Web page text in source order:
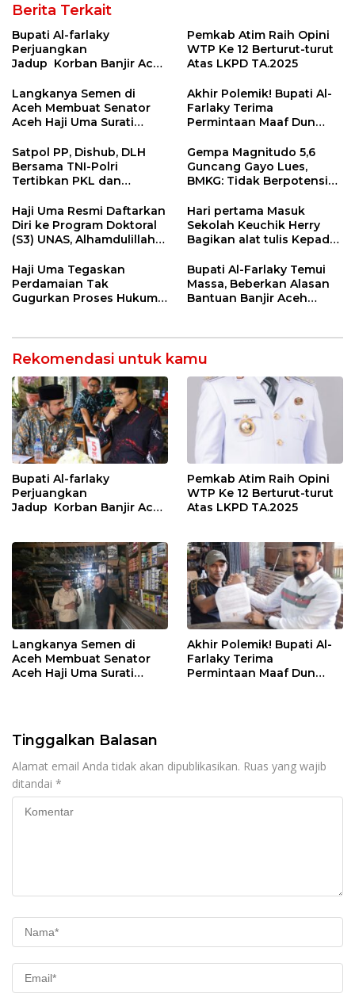
Berita Terkait
Bupati Al-farlaky
Perjuangkan
Jadup Korban Banjir Aceh
Sosial RI
Pemkab Atim Raih Opini
WTP Ke 12 Berturut-turut
Atas LKPD TA.2025
Langkanya Semen di
Aceh Membuat Senator
Aceh Haji Uma Surati
Akhir Polemik! Bupati Al-
Farlaky Terima
Permintaan Maaf Dun
Satpol PP, Dishub, DLH
Bersama TNI-Polri
Tertibkan PKL dan
Idi Rayeuk
Gempa Magnitudo 5,6
Guncang Gayo Lues,
BMKG: Tidak Berpotensi
Haji Uma Resmi Daftarkan
Diri ke Program Doktoral
(S3) UNAS, Alhamdulillah
Disertasi
Hari pertama Masuk
Sekolah Keuchik Herry
Bagikan alat tulis Kepada
Haji Uma Tegaskan
Perdamaian Tak
Gugurkan Proses Hukum
Bupati Al-Farlaky Temui
Massa, Beberkan Alasan
Bantuan Banjir Aceh
Rekomendasi untuk kamu
Bupati Al-farlaky
Perjuangkan
Jadup Korban Banjir Aceh
Pemkab Atim Raih Opini
WTP Ke 12 Berturut-turut
Atas LKPD TA.2025
Langkanya Semen di
Aceh Membuat Senator
Aceh Haji Uma Surati
Akhir Polemik! Bupati Al-
Farlaky Terima
Permintaan Maaf Dun
Tinggalkan Balasan
Alamat email Anda tidak akan dipublikasikan. Ruas yang wajib
ditandai *